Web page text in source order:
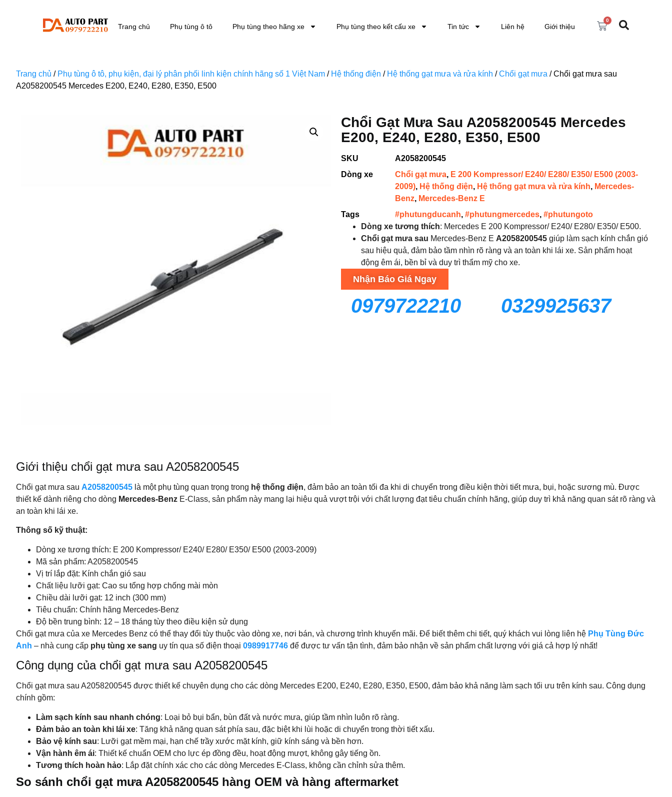
Trang chủ Phụ tùng ô tô Phụ tùng theo hãng xe Phụ tùng theo kết cấu xe Tin tức Liên hệ Giới thiệu
0
Trang chủ / Phụ tùng ô tô, phụ kiện, đại lý phân phối linh kiện chính hãng số 1 Việt Nam / Hệ thống điện / Hệ thống gạt mưa và rửa kính /Chổi gạt mưa / Chổi gạt mưa sau
A2058200545 Mercedes E200, E240, E280, E350, E500
Chổi Gạt Mưa Sau A2058200545 Mercedes
E200, E240, E280, E350, E500
SKU
A2058200545
Dòng xe
Chổi gạt mưa, E 200 Kompressor/ E240/ E280/ E350/ E500 (2003-
2009), Hệ thống điện, Hệ thống gạt mưa và rửa kính, Mercedes-
Benz, Mercedes-Benz E
Tags
#phutungducanh, #phutungmercedes, #phutungoto
Dòng xe tương thích: Mercedes E 200 Kompressor/ E240/ E280/ E350/ E500.
Chổi gạt mưa sau Mercedes-Benz E A2058200545 giúp làm sạch kính chắn gió
sau hiệu quả, đảm bảo tầm nhìn rõ ràng và an toàn khi lái xe. Sản phẩm hoạt
động êm ái, bền bỉ và duy trì thẩm mỹ cho xe.
Nhận Báo Giá Ngay
0979722210 0329925637
Giới thiệu chổi gạt mưa sau A2058200545
Chổi gạt mưa sau A2058200545 là một phụ tùng quan trọng trong hệ thống điện, đảm bảo an toàn tối đa khi di chuyển trong điều kiện thời tiết mưa, bụi, hoặc sương mù. Được
thiết kế dành riêng cho dòng Mercedes-Benz E-Class, sản phẩm này mang lại hiệu quả vượt trội với chất lượng đạt tiêu chuẩn chính hãng, giúp duy trì khả năng quan sát rõ ràng và
an toàn khi lái xe.
Thông số kỹ thuật:
Dòng xe tương thích: E 200 Kompressor/ E240/ E280/ E350/ E500 (2003-2009)
Mã sản phẩm: A2058200545
Vị trí lắp đặt: Kính chắn gió sau
Chất liệu lưỡi gạt: Cao su tổng hợp chống mài mòn
Chiều dài lưỡi gạt: 12 inch (300 mm)
Tiêu chuẩn: Chính hãng Mercedes-Benz
Độ bền trung bình: 12 – 18 tháng tùy theo điều kiện sử dụng
Chổi gạt mưa của xe Mercedes Benz có thể thay đổi tùy thuộc vào dòng xe, nơi bán, và chương trình khuyến mãi. Để biết thêm chi tiết, quý khách vui lòng liên hệ Phụ Tùng Đức
Anh – nhà cung cấp phụ tùng xe sang uy tín qua số điện thoại 0989917746 để được tư vấn tận tình, đảm bảo nhận về sản phẩm chất lượng với giá cả hợp lý nhất!
Công dụng của chổi gạt mưa sau A2058200545
Chổi gạt mưa sau A2058200545 được thiết kế chuyên dụng cho các dòng Mercedes E200, E240, E280, E350, E500, đảm bảo khả năng làm sạch tối ưu trên kính sau. Công dụng
chính gồm:
Làm sạch kính sau nhanh chóng: Loại bỏ bụi bẩn, bùn đất và nước mưa, giúp tầm nhìn luôn rõ ràng.
Đảm bảo an toàn khi lái xe: Tăng khả năng quan sát phía sau, đặc biệt khi lùi hoặc di chuyển trong thời tiết xấu.
Bảo vệ kính sau: Lưỡi gạt mềm mại, hạn chế trầy xước mặt kính, giữ kính sáng và bền hơn.
Vận hành êm ái: Thiết kế chuẩn OEM cho lực ép đồng đều, hoạt động mượt, không gây tiếng ồn.
Tương thích hoàn hảo: Lắp đặt chính xác cho các dòng Mercedes E-Class, không cần chỉnh sửa thêm.
So sánh chổi gạt mưa A2058200545 hàng OEM và hàng aftermarket